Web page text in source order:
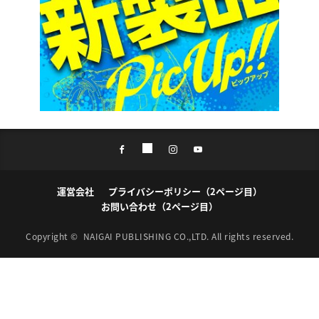
運営会社
プライバシーポリシー（2ページ目）
お問い合わせ（2ページ目）
Copyright © NAIGAI PUBLISHING CO.,LTD. All rights reserved.